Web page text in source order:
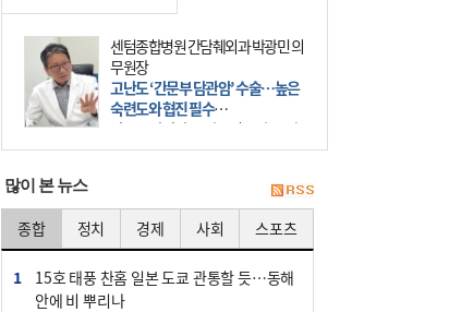
센텀종합병원 간담췌외과 박광민 의
무원장
고난도 ‘간문부 담관암’ 수술…높은
숙련도와 협진 필수
간문부 담관암(클라츠킨 종양)은 좌
우 간에서 나오는, 담관(담즙 배출 경
部)’에 생기는 악성 종양이다. 간동맥
문맥 림프절 담
많이 본 뉴스
종합 정치 경제 사회 스포츠
1
15호 태풍 찬홈 일본 도쿄 관통할 듯…동해
안에 비 뿌리나